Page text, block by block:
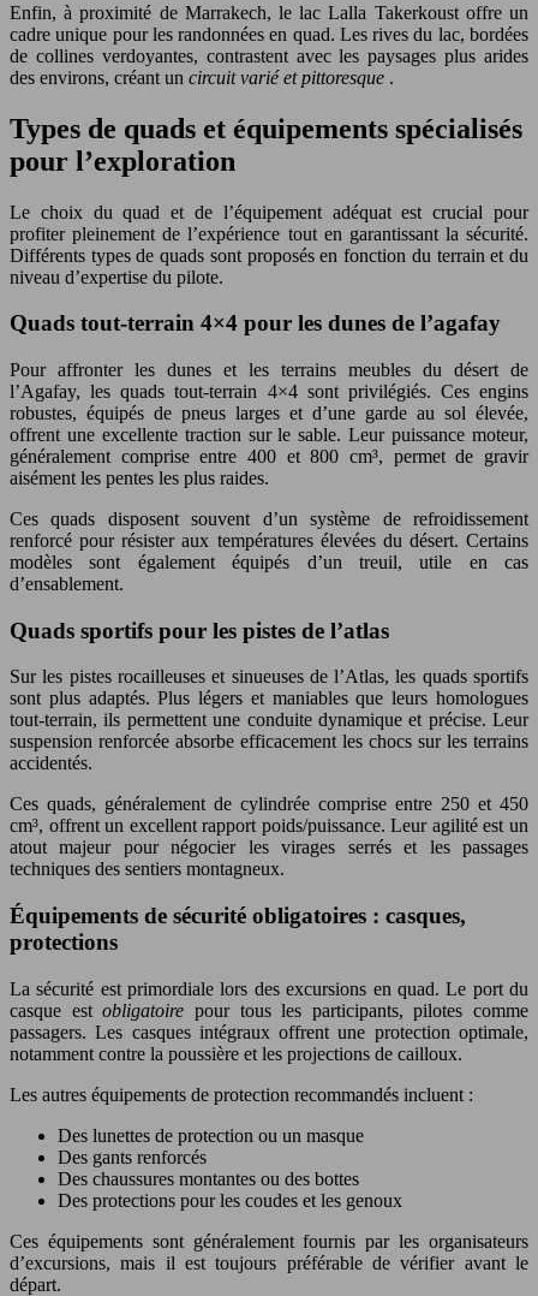
Enfin, à proximité de Marrakech, le lac Lalla Takerkoust offre un
cadre unique pour les randonnées en quad. Les rives du lac, bordées
de collines verdoyantes, contrastent avec les paysages plus arides
des environs, créant un circuit varié et pittoresque .
Types de quads et équipements spécialisés
pour l’exploration
Le choix du quad et de l’équipement adéquat est crucial pour
profiter pleinement de l’expérience tout en garantissant la sécurité.
Différents types de quads sont proposés en fonction du terrain et du
niveau d’expertise du pilote.
Quads tout-terrain 4×4 pour les dunes de l’agafay
Pour affronter les dunes et les terrains meubles du désert de
l’Agafay, les quads tout-terrain 4×4 sont privilégiés. Ces engins
robustes, équipés de pneus larges et d’une garde au sol élevée,
offrent une excellente traction sur le sable. Leur puissance moteur,
généralement comprise entre 400 et 800 cm³, permet de gravir
aisément les pentes les plus raides.
Ces quads disposent souvent d’un système de refroidissement
renforcé pour résister aux températures élevées du désert. Certains
modèles sont également équipés d’un treuil, utile en cas
d’ensablement.
Quads sportifs pour les pistes de l’atlas
Sur les pistes rocailleuses et sinueuses de l’Atlas, les quads sportifs
sont plus adaptés. Plus légers et maniables que leurs homologues
tout-terrain, ils permettent une conduite dynamique et précise. Leur
suspension renforcée absorbe efficacement les chocs sur les terrains
accidentés.
Ces quads, généralement de cylindrée comprise entre 250 et 450
cm³, offrent un excellent rapport poids/puissance. Leur agilité est un
atout majeur pour négocier les virages serrés et les passages
techniques des sentiers montagneux.
Équipements de sécurité obligatoires : casques,
protections
La sécurité est primordiale lors des excursions en quad. Le port du
casque estobligatoire pour tous les participants, pilotes comme
passagers. Les casques intégraux offrent une protection optimale,
notamment contre la poussière et les projections de cailloux.
Les autres équipements de protection recommandés incluent :
Des lunettes de protection ou un masque
Des gants renforcés
Des chaussures montantes ou des bottes
Des protections pour les coudes et les genoux
Ces équipements sont généralement fournis par les organisateurs
d’excursions, mais il est toujours préférable de vérifier avant le
départ.